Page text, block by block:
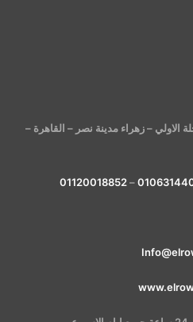
رقم 1 عمارة رقم 86 المرحلة الاولي – زهراء مدينة نصر – القاهرة –
–
01120018852